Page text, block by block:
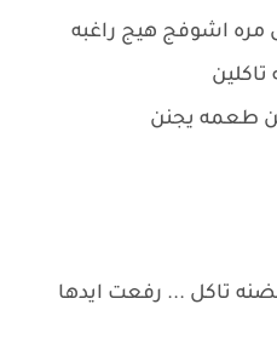
مره اشوفج هيج راغبه
تاكلين
طعمه يجنن
تاكل ... رفعت ايدها